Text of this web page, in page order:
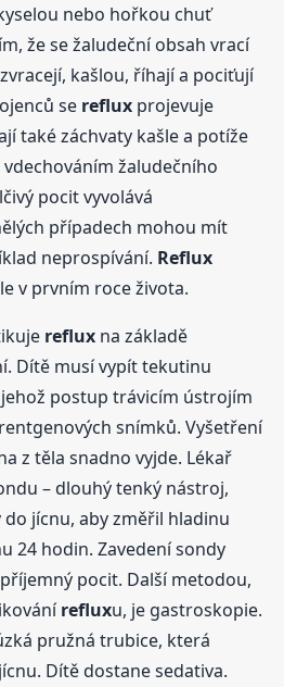
nebo hořkou chuť
že se žaludeční obsah vrací
kašlou, říhají a pociťují
se reflux projevuje
také záchvaty kašle a potíže
žaludečního
pocit vyvolává
případech mohou mít
neprospívání. Reflux
v prvním roce života.
reflux na základě
Dítě musí vypít tekutinu
postup trávicím ústrojím
snímků. Vyšetření
z těla snadno vyjde. Lékař
– dlouhý tenký nástroj,
jícnu, aby změřil hladinu
24 hodin. Zavedení sondy
pocit. Další metodou,
refluxu, je gastroskopie.
pružná trubice, která
Dítě dostane sedativa.